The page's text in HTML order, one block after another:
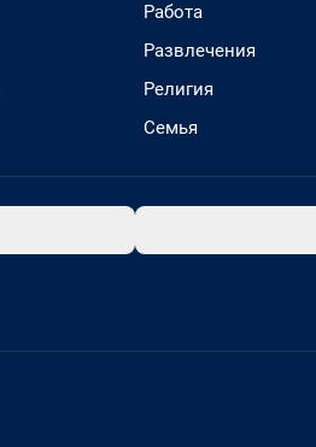
Работа
Развлечения
Религия
Семья